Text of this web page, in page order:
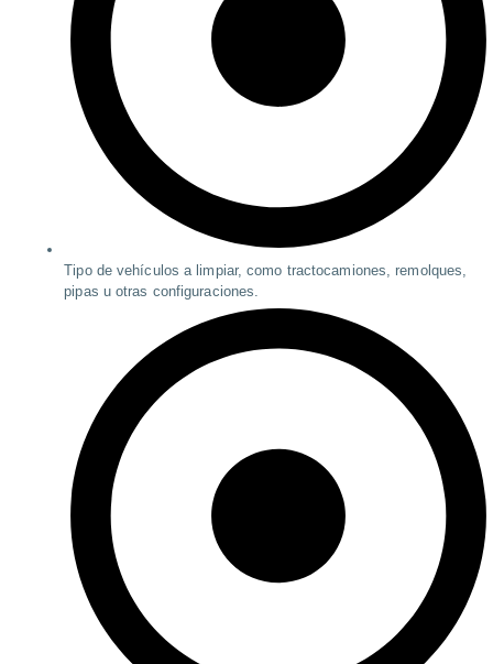
Tipo de vehículos a limpiar, como tractocamiones, remolques,
pipas u otras configuraciones.